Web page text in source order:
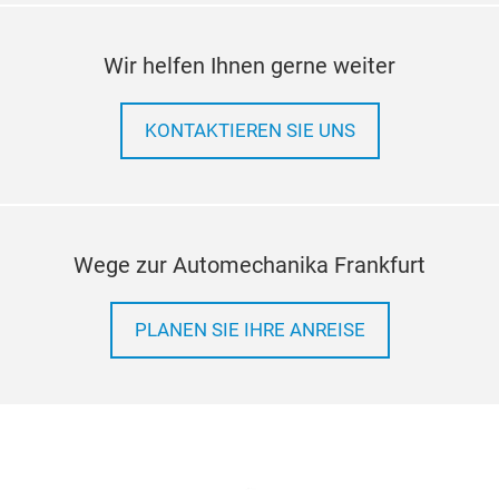
Wir helfen Ihnen gerne weiter
KONTAKTIEREN SIE UNS
Wege zur Automechanika Frankfurt
PLANEN SIE IHRE ANREISE